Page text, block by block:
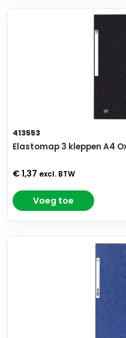
413553
Elastomap 3 kleppen A4
€ 1,37 excl. BTW
Voeg toe